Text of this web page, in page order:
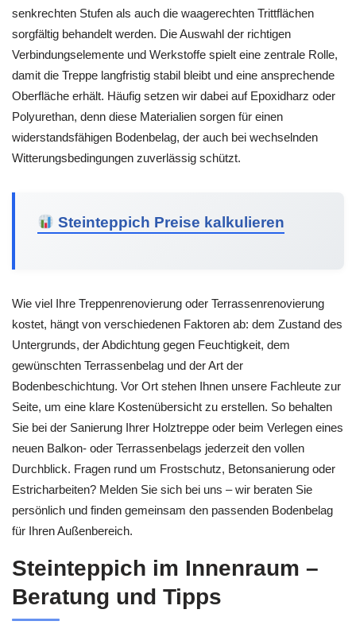
senkrechten Stufen als auch die waagerechten Trittflächen
sorgfältig behandelt werden. Die Auswahl der richtigen
Verbindungselemente und Werkstoffe spielt eine zentrale Rolle,
damit die Treppe langfristig stabil bleibt und eine ansprechende
Oberfläche erhält. Häufig setzen wir dabei auf Epoxidharz oder
Polyurethan, denn diese Materialien sorgen für einen
widerstandsfähigen Bodenbelag, der auch bei wechselnden
Witterungsbedingungen zuverlässig schützt.
Steinteppich Preise kalkulieren
Wie viel Ihre Treppenrenovierung oder Terrassenrenovierung
kostet, hängt von verschiedenen Faktoren ab: dem Zustand des
Untergrunds, der Abdichtung gegen Feuchtigkeit, dem
gewünschten Terrassenbelag und der Art der
Bodenbeschichtung. Vor Ort stehen Ihnen unsere Fachleute zur
Seite, um eine klare Kostenübersicht zu erstellen. So behalten
Sie bei der Sanierung Ihrer Holztreppe oder beim Verlegen eines
neuen Balkon- oder Terrassenbelags jederzeit den vollen
Durchblick. Fragen rund um Frostschutz, Betonsanierung oder
Estricharbeiten? Melden Sie sich bei uns – wir beraten Sie
persönlich und finden gemeinsam den passenden Bodenbelag
für Ihren Außenbereich.
Steinteppich im Innenraum –
Beratung und Tipps